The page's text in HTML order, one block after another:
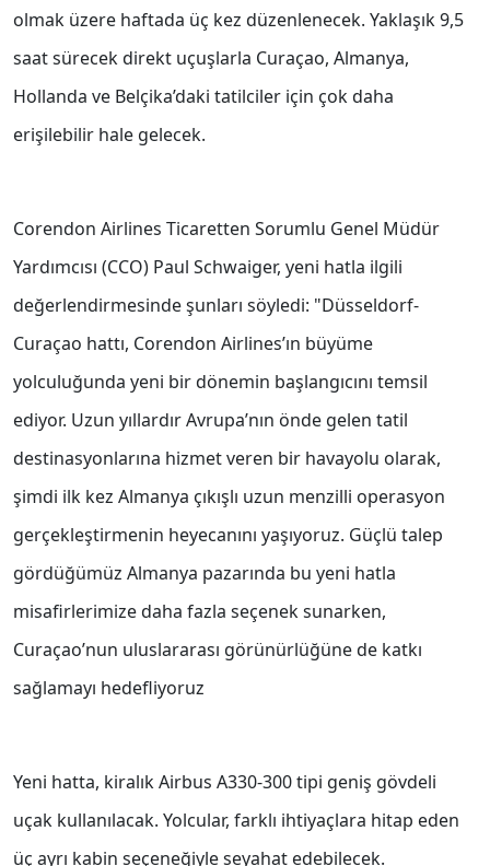
olmak üzere haftada üç kez düzenlenecek. Yaklaşık 9,5
saat sürecek direkt uçuşlarla Curaçao, Almanya,
Hollanda ve Belçika’daki tatilciler için çok daha
erişilebilir hale gelecek.
Corendon Airlines Ticaretten Sorumlu Genel Müdür
Yardımcısı (CCO) Paul Schwaiger, yeni hatla ilgili
değerlendirmesinde şunları söyledi: "Düsseldorf-
Curaçao hattı, Corendon Airlines’ın büyüme
yolculuğunda yeni bir dönemin başlangıcını temsil
ediyor. Uzun yıllardır Avrupa’nın önde gelen tatil
destinasyonlarına hizmet veren bir havayolu olarak,
şimdi ilk kez Almanya çıkışlı uzun menzilli operasyon
gerçekleştirmenin heyecanını yaşıyoruz. Güçlü talep
gördüğümüz Almanya pazarında bu yeni hatla
misafirlerimize daha fazla seçenek sunarken,
Curaçao’nun uluslararası görünürlüğüne de katkı
sağlamayı hedefliyoruz
Yeni hatta, kiralık Airbus A330-300 tipi geniş gövdeli
uçak kullanılacak. Yolcular, farklı ihtiyaçlara hitap eden
üç ayrı kabin seçeneğiyle seyahat edebilecek.